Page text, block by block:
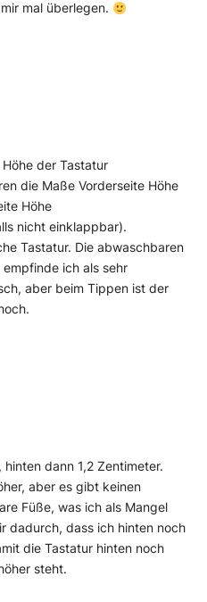
mal überlegen.
der Tastatur
die Maße Vorderseite Höhe
Höhe
nicht einklappbar).
Tastatur. Die abwaschbaren
ich als sehr
aber beim Tippen ist der
dann 1,2 Zentimeter.
aber es gibt keinen
Füße, was ich als Mangel
dadurch, dass ich hinten noch
die Tastatur hinten noch
steht.